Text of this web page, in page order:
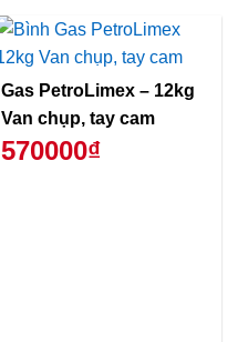
Gas PetroLimex – 12kg
Van chụp, tay cam
570000₫